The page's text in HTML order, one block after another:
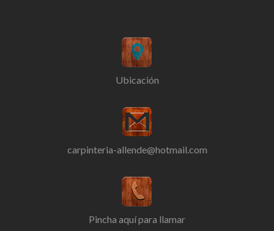
Ubicación
carpinteria-allende@hotmail.com
Pincha aquí para llamar